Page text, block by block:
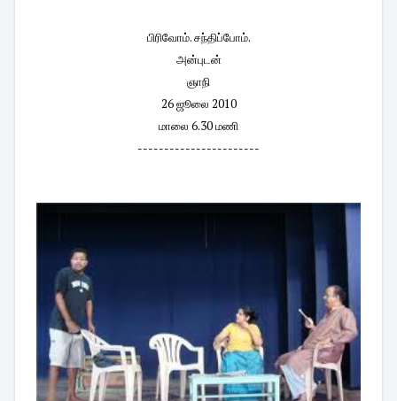
பிரிவோம். சந்திப்போம்.
அன்புடன்
ஞாநி
26 ஜூலை 2010
மாலை 6.30 மணி
-----------------------